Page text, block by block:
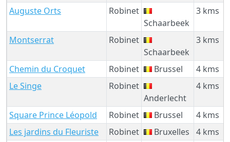
Auguste Orts
Robinet
Schaarbeek
3 kms
Montserrat
Robinet
Schaarbeek
3 kms
Chemin du Croquet Robinet Brussel
4 kms
Le Singe
Robinet
Anderlecht
4 kms
Square Prince Léopold Robinet Brussel
4 kms
Les jardins du Fleuriste
Robinet Bruxelles
4 kms